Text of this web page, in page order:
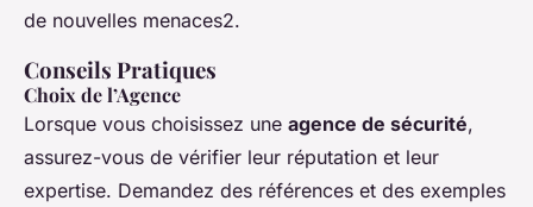
de nouvelles menaces2.
Conseils Pratiques
Choix de l’Agence
Lorsque vous choisissez une agence de sécurité,
assurez-vous de vérifier leur réputation et leur
expertise. Demandez des références et des exemples